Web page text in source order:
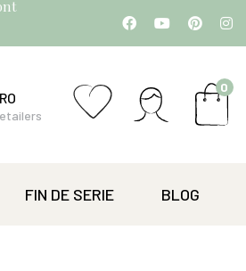
0
FIN DE SERIE BLOG